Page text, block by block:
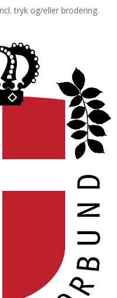
tryk og/eller brodering.